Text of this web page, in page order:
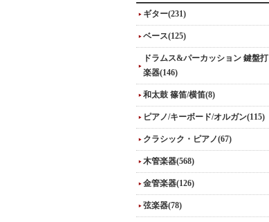
ギター(231)
ベース(125)
ドラムス&パーカッション 鍵盤打
楽器(146)
和太鼓 篠笛/横笛(8)
ピアノ/キーボード/オルガン(115)
クラシック・ピアノ(67)
木管楽器(568)
金管楽器(126)
弦楽器(78)